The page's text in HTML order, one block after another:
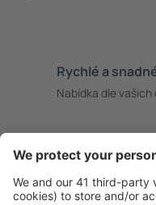
Rychlé a
Nabídka dle vašich
Bezproblémová
zrušení.